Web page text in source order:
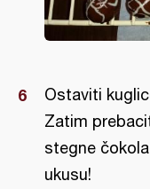
Ostaviti
Zatim
stegne
ukusu!